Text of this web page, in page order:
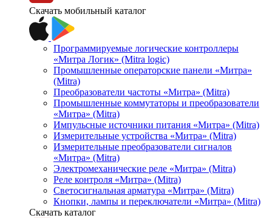
Скачать мобильный каталог
Программируемые логические контроллеры
«Митра Логик» (Mitra logic)
Промышленные операторские панели «Митра»
(Mitra)
Преобразователи частоты «Митра» (Mitra)
Промышленные коммутаторы и преобразователи
«Митра» (Mitra)
Импульсные источники питания «Митра» (Mitra)
Измерительные устройства «Митра» (Mitra)
Измерительные преобразователи сигналов
«Митра» (Mitra)
Электромеханические реле «Митра» (Mitra)
Реле контроля «Митра» (Mitra)
Светосигнальная арматура «Митра» (Mitra)
Кнопки, лампы и переключатели «Митра» (Mitra)
Скачать каталог